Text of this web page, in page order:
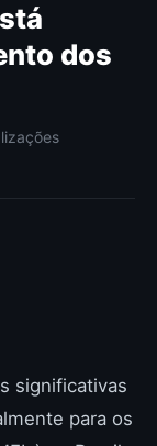
dos
significativas
para os